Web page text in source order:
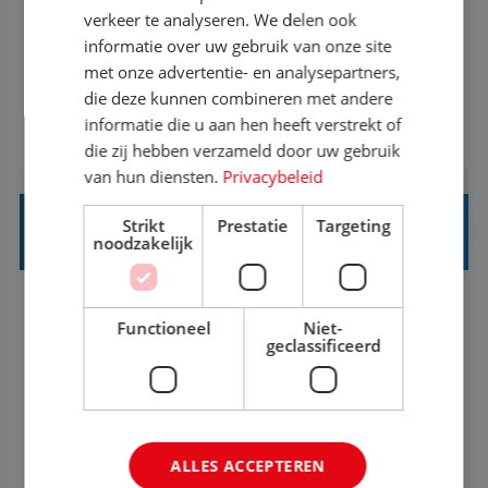
Als Stagiaire Business Intelligence ga je de
informatiebehoefte van verschillende interne
afdelingen specificeren. Aan de hand van deze
informatiebehoefte ga je BI-producten zoals
adviezen, rapportages en dashboards
ontwikkelen, aanpassen en leveren. Deze
producten ontwikkel je door middel van de data
uit ons datawa...
BEKIJK VACATURE
INKOPER VAKANTIES
Nijmegen Baan 33-36 uur MBO
Jij vindt de mooiste plekjes ter wereld en geeft
eenoudergezinnen én singles de meest
onvergetelijke vakanties van hun leven, hoe gaaf
is dat? Ben jij de commerciële professional die
verkeer te analyseren. We delen ook
informatie over uw gebruik van onze site
met onze advertentie- en analysepartners,
die deze kunnen combineren met andere
informatie die u aan hen heeft verstrekt of
die zij hebben verzameld door uw gebruik
van hun diensten. Privacybeleid
Strikt
noodzakelijk
Prestatie Targeting
Functioneel
Niet-
geclassificeerd
ALLES ACCEPTEREN